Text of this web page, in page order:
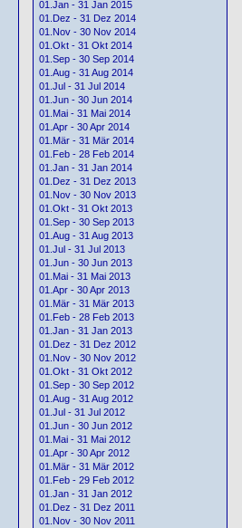
01.Jan - 31 Jan 2015
01.Dez - 31 Dez 2014
01.Nov - 30 Nov 2014
01.Okt - 31 Okt 2014
01.Sep - 30 Sep 2014
01.Aug - 31 Aug 2014
01.Jul - 31 Jul 2014
01.Jun - 30 Jun 2014
01.Mai - 31 Mai 2014
01.Apr - 30 Apr 2014
01.Mär - 31 Mär 2014
01.Feb - 28 Feb 2014
01.Jan - 31 Jan 2014
01.Dez - 31 Dez 2013
01.Nov - 30 Nov 2013
01.Okt - 31 Okt 2013
01.Sep - 30 Sep 2013
01.Aug - 31 Aug 2013
01.Jul - 31 Jul 2013
01.Jun - 30 Jun 2013
01.Mai - 31 Mai 2013
01.Apr - 30 Apr 2013
01.Mär - 31 Mär 2013
01.Feb - 28 Feb 2013
01.Jan - 31 Jan 2013
01.Dez - 31 Dez 2012
01.Nov - 30 Nov 2012
01.Okt - 31 Okt 2012
01.Sep - 30 Sep 2012
01.Aug - 31 Aug 2012
01.Jul - 31 Jul 2012
01.Jun - 30 Jun 2012
01.Mai - 31 Mai 2012
01.Apr - 30 Apr 2012
01.Mär - 31 Mär 2012
01.Feb - 29 Feb 2012
01.Jan - 31 Jan 2012
01.Dez - 31 Dez 2011
01.Nov - 30 Nov 2011